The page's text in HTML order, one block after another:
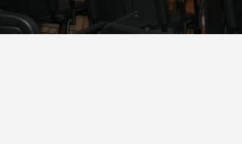
Filtros